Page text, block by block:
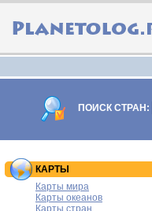
ПОИСК СТРАН:
КАРТЫ
Карты мира
Карты океанов
Карты стран